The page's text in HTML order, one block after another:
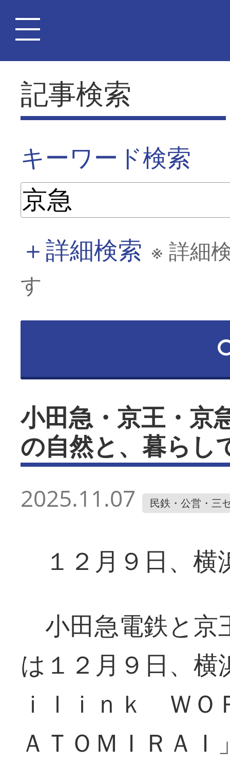
記事検索
キーワード検索
＋詳細検索 ※ 詳細
す
小田急・京王・
の自然と、暮らし
2025.11.07 民鉄・公営・三
１２月９日、横
小田急電鉄と京
は１２月９日、
ｉｌｉｎｋ Ｗ
ＡＴＯＭＩＲＡ